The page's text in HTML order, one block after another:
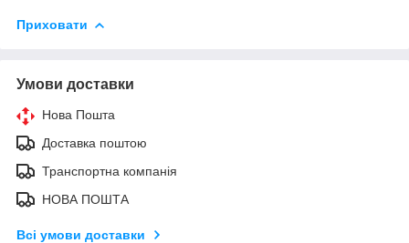
Приховати
Умови доставки
Нова Пошта
Доставка поштою
Транспортна компанія
НОВА ПОШТА
Всі умови доставки